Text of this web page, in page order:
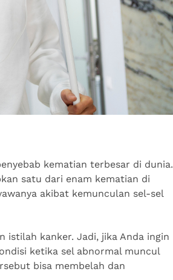
kematian terbesar di dunia.
satu dari enam kematian di
akibat kemunculan sel-sel
istilah kanker. Jadi, jika Anda ingin
ketika sel abnormal muncul
bisa membelah dan